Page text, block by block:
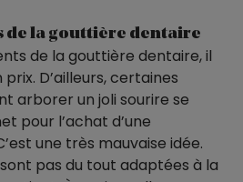
de la gouttière dentaire
de la gouttière dentaire, il
D’ailleurs, certaines
arborer un joli sourire se
pour l’achat d’une
une très mauvaise idée.
pas du tout adaptées à la